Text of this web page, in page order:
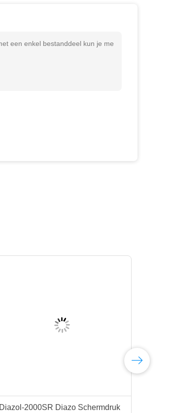
een enkel bestanddeel kun je me
Diazol-2000SR Diazo Schermdruk